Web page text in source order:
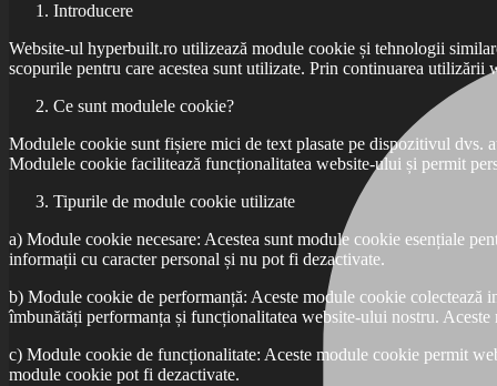
Introducere
Website-ul hyperbuilt.ro utilizează module cookie și tehnologii
scopurile pentru care acestea sunt utilizate. Prin continuarea
Ce sunt modulele cookie?
Modulele cookie sunt fișiere mici de text plasate pe dispozitivul dvs.
Modulele cookie facilitează funcționalitatea website-ului și permit
Tipurile de module cookie utilizate
a) Module cookie necesare: Acestea sunt module cookie esențiale
informații cu caracter personal și nu pot fi dezactivate.
b) Module cookie de performanță: Aceste module cookie
îmbunătăți performanța și funcționalitatea website-ului nostru.
c) Module cookie de funcționalitate: Aceste module cookie permit
module cookie pot fi dezactivate.